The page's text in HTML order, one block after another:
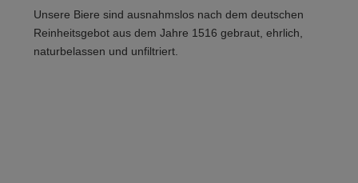
Unsere Biere sind ausnahmslos nach dem deutschen
Reinheitsgebot aus dem Jahre 1516 gebraut, ehrlich,
naturbelassen und unfiltriert.